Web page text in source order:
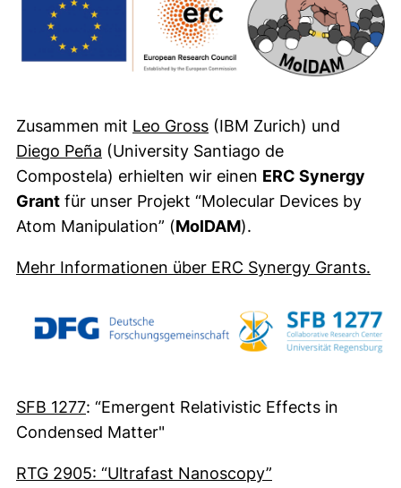
Zusammen mit Leo Gross(externer Link, öffnet
(IBM Zurich) und
Diego Peña (externer Link, öffnet neues Fenster)
(University Santiago de
Compostela) erhielten wir einen ERC Synergy
Grant für unser Projekt “Molecular Devices by
Atom Manipulation” (MolDAM).
Mehr Informationen über ERC Synergy Grants.
SFB 1277(externer Link, öffnet neues Fenster)
: “Emergent Relativistic Effects in
Condensed Matter"
RTG 2905: “Ultrafast Nanoscopy”